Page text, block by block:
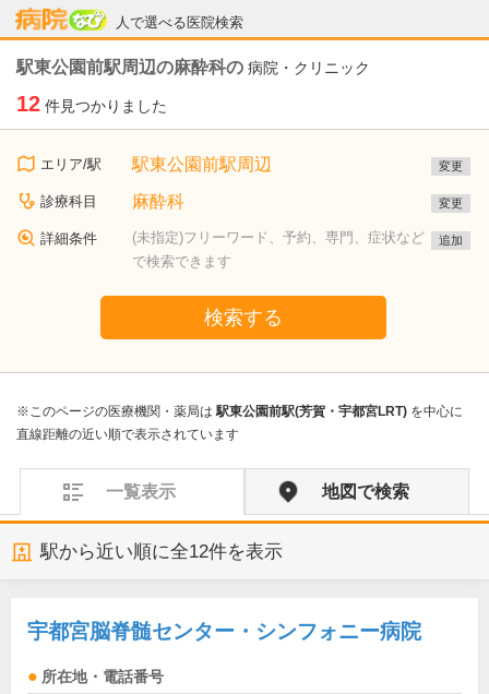
人で選べる医院検索
病院なび
駅東公園前駅周辺の麻酔科の 病院・クリニック
12 件見つかりました
エリア/駅 駅東公園前駅周辺 変更
診療科目 麻酔科 変更
詳細条件
(未指定)フリーワード、予約、専門、症状など
で検索できます
追加
検索する
※このページの医療機関・薬局は駅東公園前駅(芳賀・宇都宮LRT) を中心に
直線距離の近い順で表示されています
一覧表示 地図で検索
駅から近い順に全12件を表示
宇都宮脳脊髄センター・シンフォニー病院
所在地・電話番号